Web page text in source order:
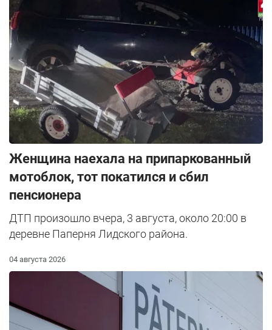
Женщина наехала на припаркованный
мотоблок, тот покатился и сбил
пенсионера
ДТП произошло вчера, 3 августа, около 20:00 в
деревне Паперня Лидского района.
04 августа 2026